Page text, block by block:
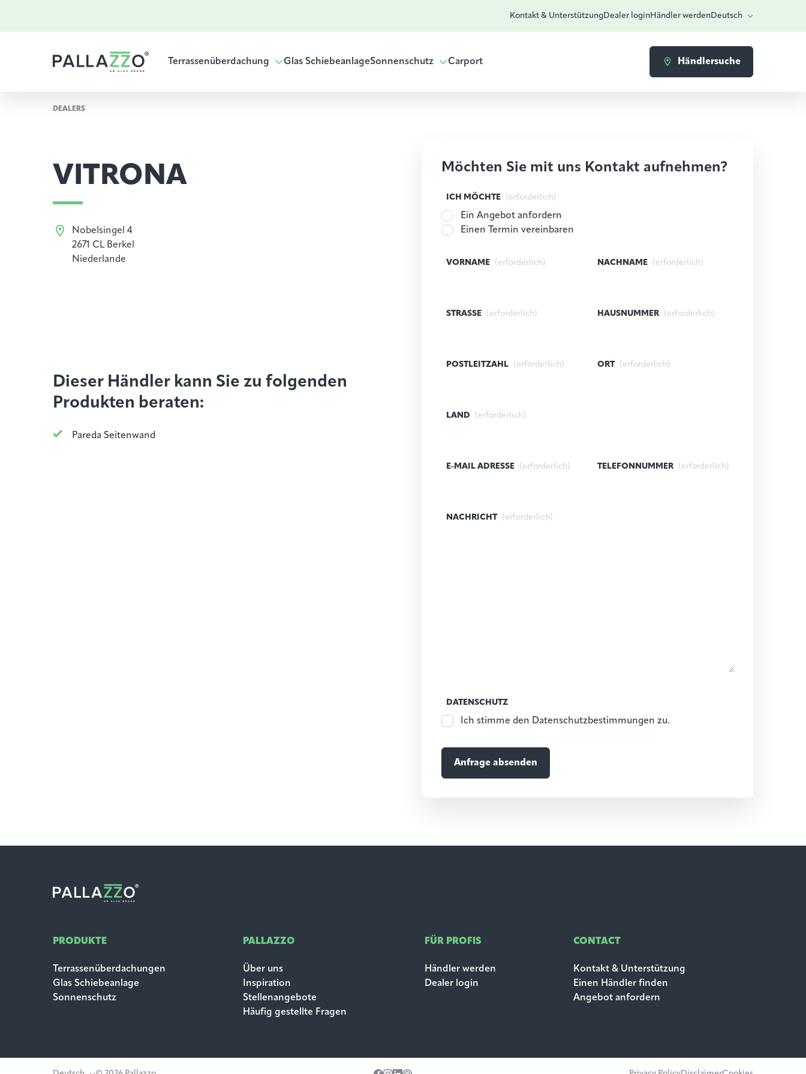
Kontakt & UnterstützungDealer loginHändler werdenDeutsch
Terrassenüberdachung Glas SchiebeanlageSonnenschutz Carport Händlersuche
DEALERS
VITRONA
Nobelsingel 4
2671 CL Berkel
Niederlande
Dieser Händler kann Sie zu folgenden
Produkten beraten:
Pareda Seitenwand
Möchten Sie mit uns Kontakt aufnehmen?
ICH MÖCHTE (erforderlich)
Ein Angebot anfordern
Einen Termin vereinbaren
VORNAME (erforderlich) NACHNAME (erforderlich)
STRASSE (erforderlich) HAUSNUMMER (erforderlich)
POSTLEITZAHL (erforderlich) ORT (erforderlich)
LAND (erforderlich)
E-MAIL ADRESSE (erforderlich) TELEFONNUMMER (erforderlich)
NACHRICHT (erforderlich)
DATENSCHUTZ
Ich stimme den Datenschutzbestimmungen zu.
PRODUKTE
Terrassenüberdachungen
Glas Schiebeanlage
Sonnenschutz
PALLAZZO
Über uns
Inspiration
Stellenangebote
Häufig gestellte Fragen
FÜR PROFIS
Händler werden
Dealer login
CONTACT
Kontakt & Unterstützung
Einen Händler finden
Angebot anfordern